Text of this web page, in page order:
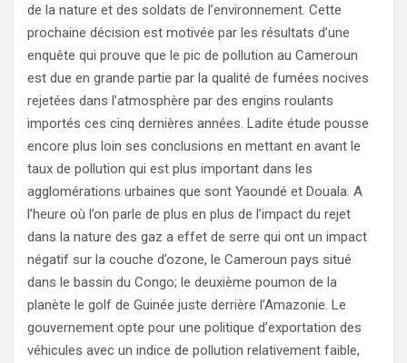
de la nature et des soldats de l’environnement. Cette
prochaine décision est motivée par les résultats d’une
enquête qui prouve que le pic de pollution au Cameroun
est due en grande partie par la qualité de fumées nocives
rejetées dans l’atmosphère par des engins roulants
importés ces cinq dernières années. Ladite étude pousse
encore plus loin ses conclusions en mettant en avant le
taux de pollution qui est plus important dans les
agglomérations urbaines que sont Yaoundé et Douala. A
l’heure où l’on parle de plus en plus de l’impact du rejet
dans la nature des gaz a effet de serre qui ont un impact
négatif sur la couche d’ozone, le Cameroun pays situé
dans le bassin du Congo; le deuxième poumon de la
planète le golf de Guinée juste derrière l’Amazonie. Le
gouvernement opte pour une politique d’exportation des
véhicules avec un indice de pollution relativement faible,